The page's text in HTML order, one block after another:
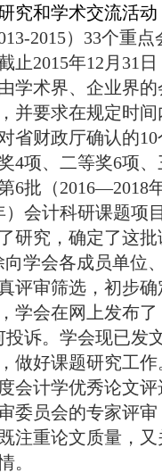
究和学术交流活动
2015） 33个重点
止2015年12 月 31
学术界、企业界
并要求在规定时
省财政厅确认的10
4项、二等奖6项、
6批（2016—2018
）会计科研课题项
研究，确定了这批
学会各成员单位、
评审筛选，初步
学会在网上发布
诉。学会现已发
做好课题研究工作
会计学优秀论文
委员会的专家评审
注重论文质量，
。